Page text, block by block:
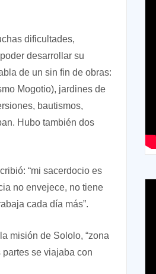
dificultades,
desarrollar su
de un sin fin de obras:
Mogotio), jardines de
bautismos,
Hubo también dos
“mi sacerdocio es
no envejece, no tiene
cada día más”.
misión de Sololo, “zona
se viajaba con